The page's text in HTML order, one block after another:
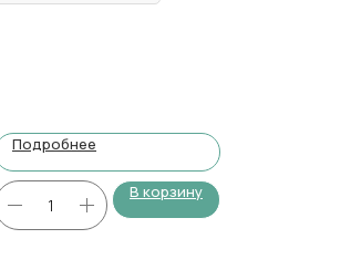
Подробнее
В корзину